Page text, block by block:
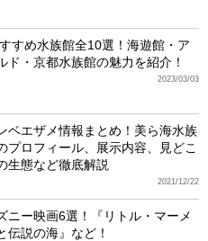
すめ水族館全10選！海遊館・ア
ド・京都水族館の魅力を紹介！
2023/03/03
ベエザメ情報まとめ！美ら海水族
プロフィール、展示内容、見どこ
生態など徹底解説
2021/12/22
ニー映画6選！『リトル・マーメ
伝説の海』など！